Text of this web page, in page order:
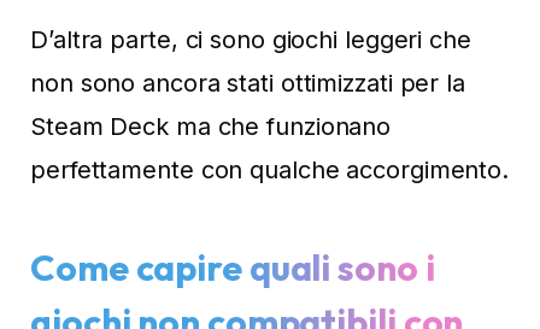
D’altra parte, ci sono giochi leggeri che
non sono ancora stati ottimizzati per la
Steam Deck ma che funzionano
perfettamente con qualche accorgimento.
Come capire quali sono i